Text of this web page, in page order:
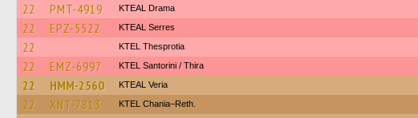
22 PMT-4919 KTEAL Drama
22 EPZ-5522 KTEAL Serres
22 KTEL Thesprotia
22 EMZ-6997 KTEL Santorini / Thira
22 HMM-2560 KTEAL Veria
22 XNT-7813 KTEL Chania–Reth.